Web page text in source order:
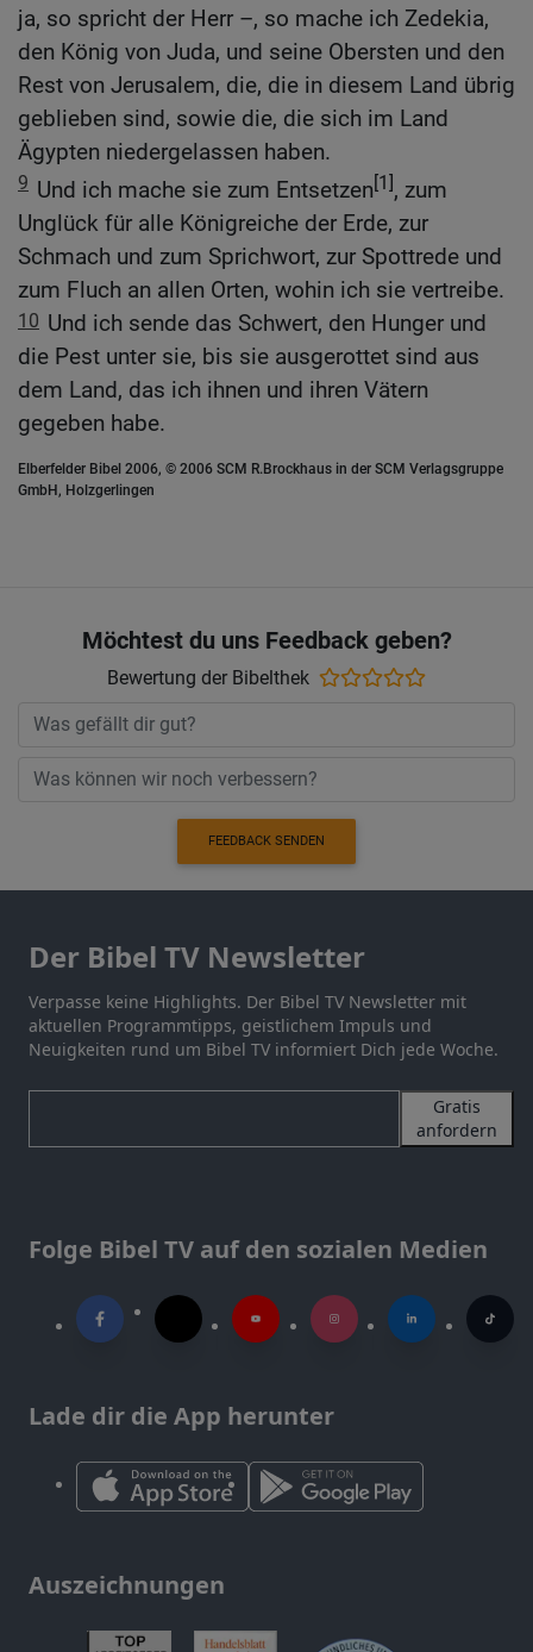
ja, so spricht der Herr –, so mache ich Zedekia,
den König von Juda, und seine Obersten und den
Rest von Jerusalem, die, die in diesem Land übrig
geblieben sind, sowie die, die sich im Land
Ägypten niedergelassen haben.
9 Und ich mache sie zum Entsetzen[1], zum
Unglück für alle Königreiche der Erde, zur
Schmach und zum Sprichwort, zur Spottrede und
zum Fluch an allen Orten, wohin ich sie vertreibe.
10 Und ich sende das Schwert, den Hunger und
die Pest unter sie, bis sie ausgerottet sind aus
dem Land, das ich ihnen und ihren Vätern
gegeben habe.
Elberfelder Bibel 2006, © 2006 SCM R.Brockhaus in der SCM Verlagsgruppe
GmbH, Holzgerlingen
Möchtest du uns Feedback geben?
Bewertung der Bibelthek
FEEDBACK SENDEN
Der Bibel TV Newsletter
Verpasse keine Highlights. Der Bibel TV Newsletter mit
aktuellen Programmtipps, geistlichem Impuls und
Neuigkeiten rund um Bibel TV informiert Dich jede Woche.
Gratis
anfordern
Folge Bibel TV auf den sozialen Medien
Lade dir die App herunter
Auszeichnungen